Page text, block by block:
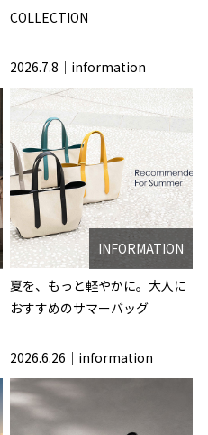
COLLECTION
2026.7.8 information
INFORMATION
夏を、もっと軽やかに。大人に
おすすめのサマーバッグ
2026.6.26 information